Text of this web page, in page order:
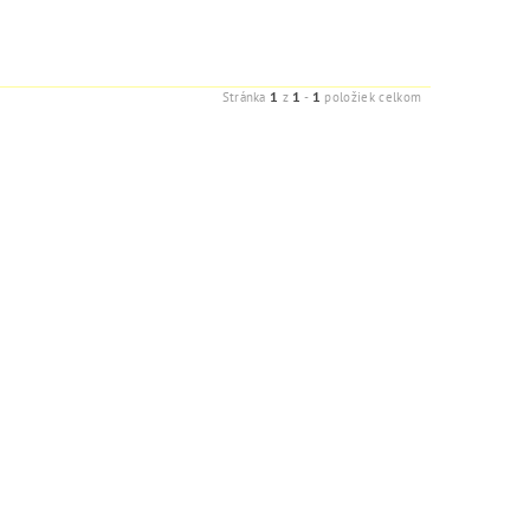
Stránka 1 z 1 - 1 položiek celkom